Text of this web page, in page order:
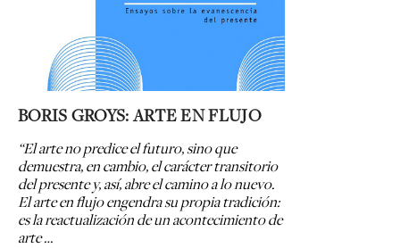
BORIS GROYS: ARTE EN FLUJO
“El arte no predice el futuro, sino que
demuestra, en cambio, el carácter transitorio
del presente y, así, abre el camino a lo nuevo.
El arte en flujo engendra su propia tradición:
es la reactualización de un acontecimiento de
arte …